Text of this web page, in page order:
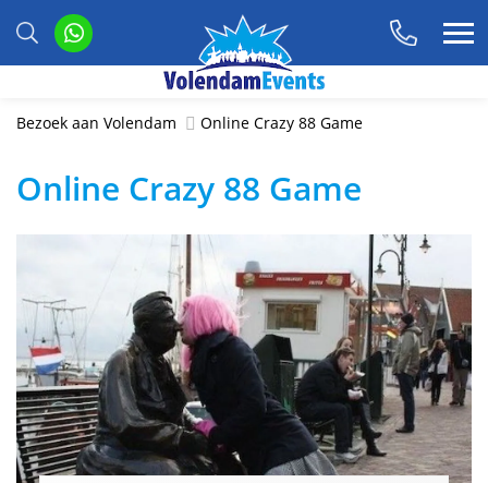
Bezoek aan Volendam Online Crazy 88 Game
Online Crazy 88 Game